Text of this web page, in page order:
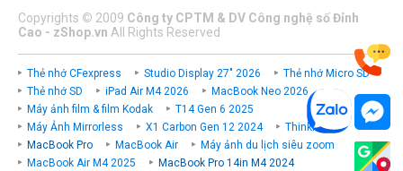
Copyrights © 2009 Công ty CPTM & DV Công nghệ số Đỉnh
Cao - zShop.vn All Rights Reserved
Thẻ nhớ CFexpress Studio Display 27" 2026
Thẻ nhớ Micro SD
Thẻ nhớ SD
iPad Air M4 2026
MacBook Neo 2026
Máy ảnh film & film Kodak
T14 Gen 6 2025
Máy Ảnh Mirrorless
X1 Carbon Gen 12 2024
ThinkPad P
MacBook Pro
MacBook Air
Máy ảnh du lịch siêu zoom
MacBook Air M4 2025
MacBook Pro 14in M4 2024